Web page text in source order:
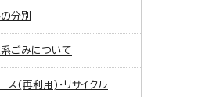
分別
ごみについて
ス(再利用)・リサイクル